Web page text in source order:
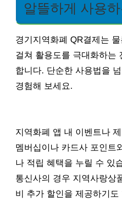
알뜰하게 사용
경기지역화폐 QR결제는
걸쳐 활용도를 극대화하는
합니다. 단순한 사용법을
경험해 보세요.
지역화폐 앱 내 이벤트나
멤버십이나 카드사 포인트
나 적립 혜택을 누릴 수 있
통신사의 경우 지역사랑상
비 추가 할인을 제공하기도